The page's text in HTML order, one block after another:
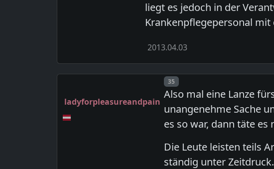
liegt es jedoch in der
Krankenpflegepersonal
2013.04.03
ladyforpleasureandpain
Post number
35
Also mal eine Lanze
unangenehme Sache
es so war, dann täte
Die Leute leisten teils
ständig unter Zeitdruck.